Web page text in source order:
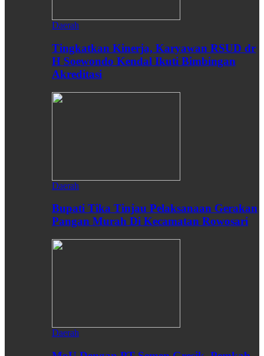
Daerah
Tingkatkan Kinerja, Karyawan RSUD dr
H Soewondo Kendal Ikuti Bimbingan
Akreditasi
Daerah
Bupati Tika Tinjau Pelaksanaan Gerakan
Pangan Murah Di Kecamatan Rowosari
Daerah